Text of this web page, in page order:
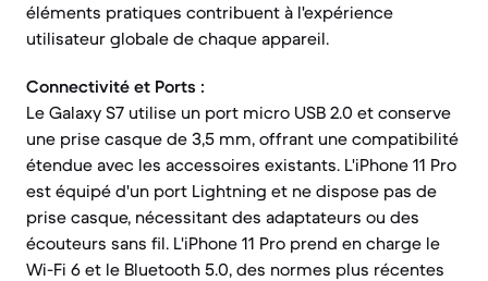
éléments pratiques contribuent à l'expérience
utilisateur globale de chaque appareil.
Connectivité et Ports :
Le Galaxy S7 utilise un port micro USB 2.0 et conserve
une prise casque de 3,5 mm, offrant une compatibilité
étendue avec les accessoires existants. L'iPhone 11 Pro
est équipé d'un port Lightning et ne dispose pas de
prise casque, nécessitant des adaptateurs ou des
écouteurs sans fil. L'iPhone 11 Pro prend en charge le
Wi-Fi 6 et le Bluetooth 5.0, des normes plus récentes